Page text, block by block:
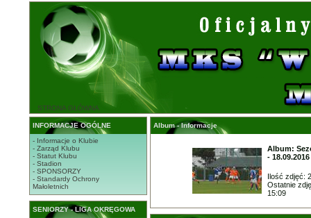
STRONA GŁÓWNA
INFORMACJE OGÓLNE
- Informacje o Klubie
- Zarząd Klubu
- Statut Klubu
- Stadion
- SPONSORZY
- Standardy Ochrony
Małoletnich
SENIORZY - LIGA OKRĘGOWA
Album - Informacje
Album:
- 18.09.2016
Ilość zdjęć:
Ostatnie
15:09